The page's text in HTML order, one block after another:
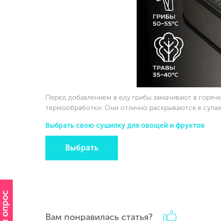
Перед добавлением в еду грибы замачивают в
термообработки. Они отлично раскрываются в
Выбрать свою сушилку для овощей и фруктов
Выбрать
Вам понравилась статья?